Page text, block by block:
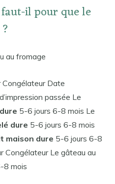
il pour que le
au fromage
Date
passée Le
5-6 jours 6-8 mois Le
dure 5-6 jours 6-8 mois
maison dure 5-6 jours 6-8
Congélateur Le gâteau au
8 mois